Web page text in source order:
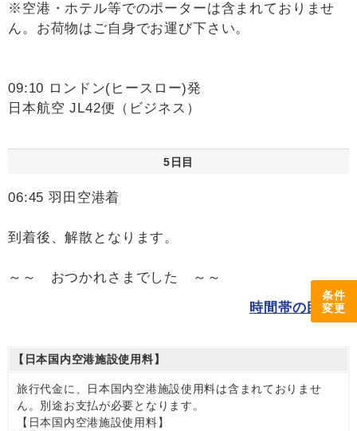
条件
変更
※空港・ホテル等でのポーターは含まれておりませ
ん。お荷物はご自身でお運び下さい。
09:10 ロンドン(ヒースロー)発
日本航空 JL42便（ビジネス）
5日目
06:45 羽田空港着
到着後、解散となります。
～～ おつかれさまでした ～～
時間帯の目安
【日本国内空港施設使用料】
旅行代金に、日本国内空港施設使用料は含まれておりませ
ん。別途お支払が必要となります。
【日本国内空港施設使用料】